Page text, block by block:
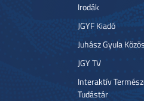
Irodák
JGYF Kiadó
Juhász Gyula
JGY TV
Interaktív
Tudástár